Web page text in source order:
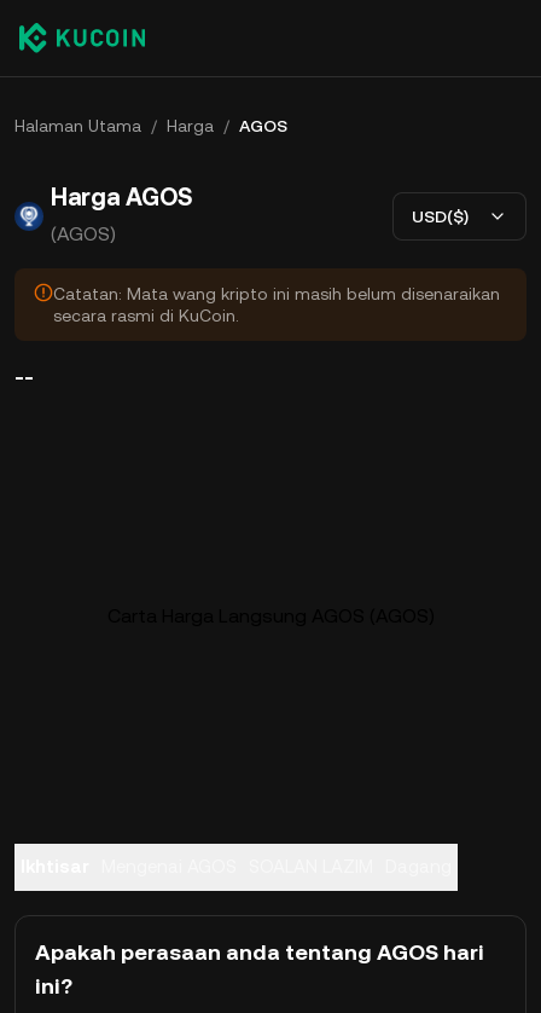
Halaman Utama / Harga / AGOS
Harga AGOS
(AGOS)
USD($)
Catatan: Mata wang kripto ini masih belum disenaraikan
secara rasmi di KuCoin.
--
Apakah perasaan anda tentang AGOS hari
ini?